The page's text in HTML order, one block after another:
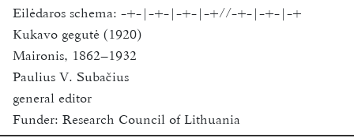
Eilėdaros schema: -+-|-+-|-+-|-+//-+-|-+-|-+
Kukavo gegutė (1920)
Maironis, 1862–1932
Paulius V. Subačius
general editor
Funder: Research Council of Lithuania